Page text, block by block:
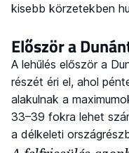
kisebb körzetekben
Először a
A lehűlés először a
részét éri el, ahol
alakulnak a
33–39 fokra lehet
a délkeleti